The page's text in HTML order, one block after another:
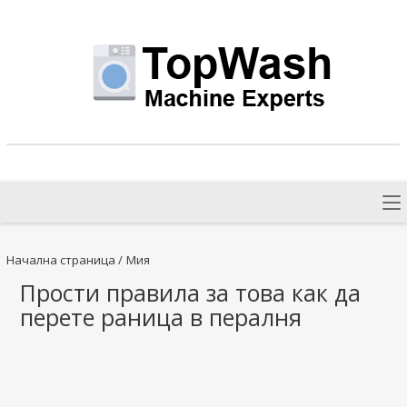
Начална страница / Мия
Прости правила за това как да
перете раница в пералня